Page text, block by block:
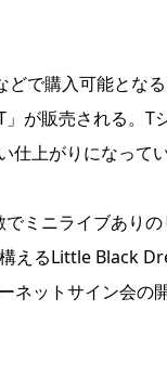
で購入可能とな
が販売される。
上がりになってい
ミニライブありの
えるLittle Black
ネットサイン会